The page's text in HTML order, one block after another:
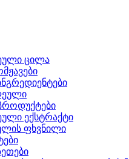
ცილა
ექსტრაქტი
ფხვნილი